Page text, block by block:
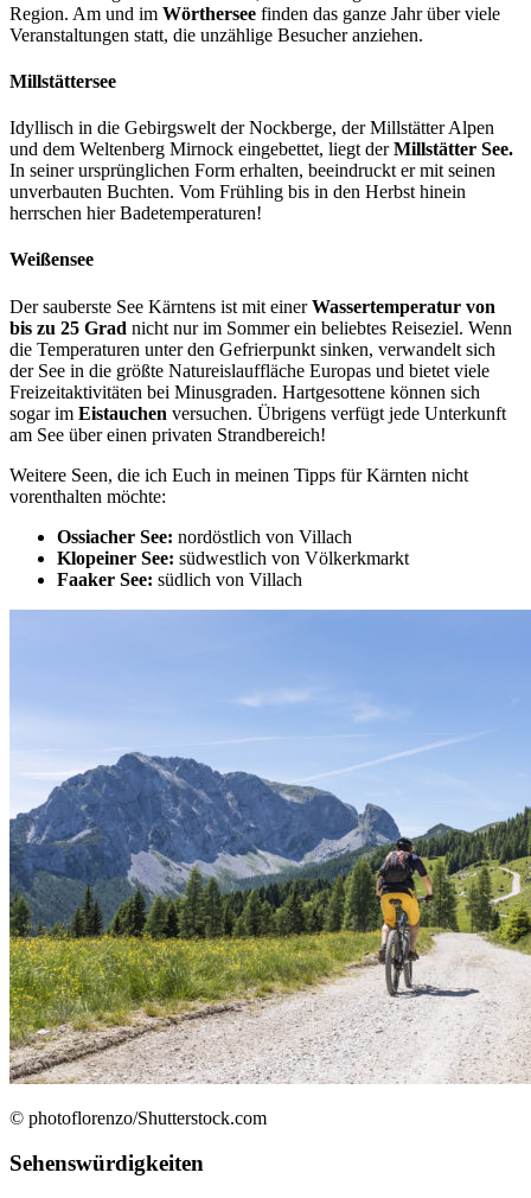
Region. Am und im Wörthersee finden das ganze Jahr über viele
Veranstaltungen statt, die unzählige Besucher anziehen.
Millstättersee
Idyllisch in die Gebirgswelt der Nockberge, der Millstätter Alpen
und dem Weltenberg Mirnock eingebettet, liegt derMillstätter See.
In seiner ursprünglichen Form erhalten, beeindruckt er mit seinen
unverbauten Buchten. Vom Frühling bis in den Herbst hinein
herrschen hier Badetemperaturen!
Weißensee
Der sauberste See Kärntens ist mit einerWassertemperatur von
bis zu 25 Grad nicht nur im Sommer ein beliebtes Reiseziel. Wenn
die Temperaturen unter den Gefrierpunkt sinken, verwandelt sich
der See in die größte Natureislauffläche Europas und bietet viele
Freizeitaktivitäten bei Minusgraden. Hartgesottene können sich
sogar im Eistauchen versuchen. Übrigens verfügt jede Unterkunft
am See über einen privaten Strandbereich!
Weitere Seen, die ich Euch in meinen Tipps für Kärnten nicht
vorenthalten möchte:
Ossiacher See: nordöstlich von Villach
Klopeiner See: südwestlich von Völkerkmarkt
Faaker See: südlich von Villach
© photoflorenzo/Shutterstock.com
Sehenswürdigkeiten